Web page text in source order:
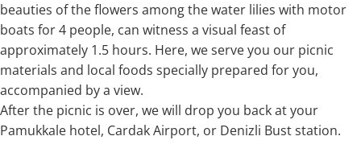
beauties of the flowers among the water lilies with motor
boats for 4 people, can witness a visual feast of
approximately 1.5 hours. Here, we serve you our picnic
materials and local foods specially prepared for you,
accompanied by a view.
After the picnic is over, we will drop you back at your
Pamukkale hotel, Cardak Airport, or Denizli Bust station.